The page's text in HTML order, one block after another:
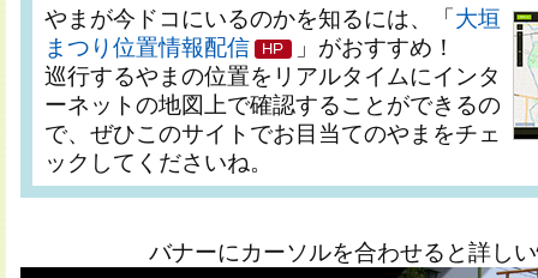
やまが今ドコにいるのかを知るには、「 大垣
まつり位置情報配信
」がおすすめ！
巡行するやまの位置をリアルタイムにインタ
ーネットの地図上で確認することができるの
で、ぜひこのサイトでお目当てのやまをチェ
ックしてくださいね。
バナーにカーソルを合わせると詳し